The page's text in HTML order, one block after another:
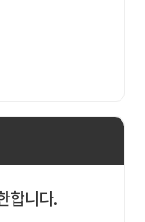
합니다.